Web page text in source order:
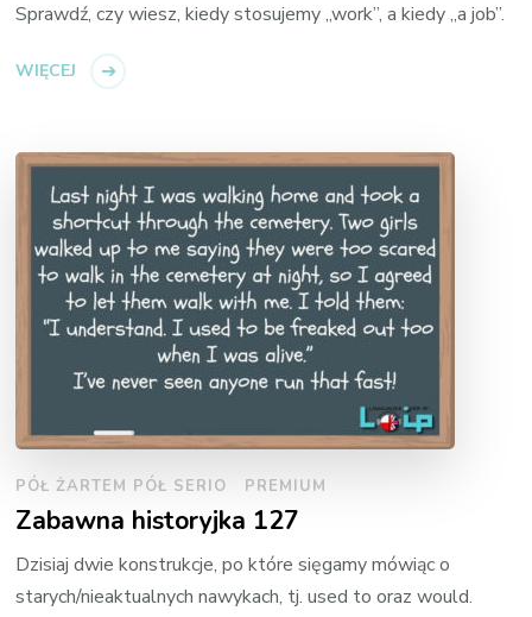
Sprawdź, czy wiesz, kiedy stosujemy „work”, a kiedy „a job”.
WIĘCEJ
PÓŁ ŻARTEM PÓŁ SERIO PREMIUM
Zabawna historyjka 127
Dzisiaj dwie konstrukcje, po które sięgamy mówiąc o
starych/nieaktualnych nawykach, tj. used to oraz would.